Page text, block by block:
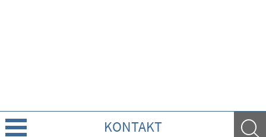
KONTAKT